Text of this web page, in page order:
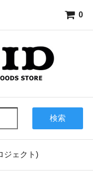
0
検索
ジェクト)